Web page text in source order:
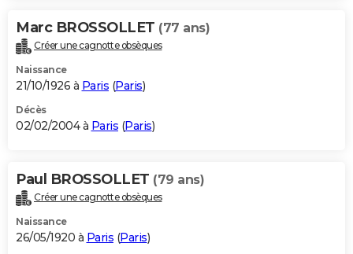
Marc BROSSOLLET (77 ans)
Créer une cagnotte obsèques
Naissance
21/10/1926 à Paris (Paris)
Décès
02/02/2004 à Paris (Paris)
Paul BROSSOLLET (79 ans)
Créer une cagnotte obsèques
Naissance
26/05/1920 à Paris (Paris)